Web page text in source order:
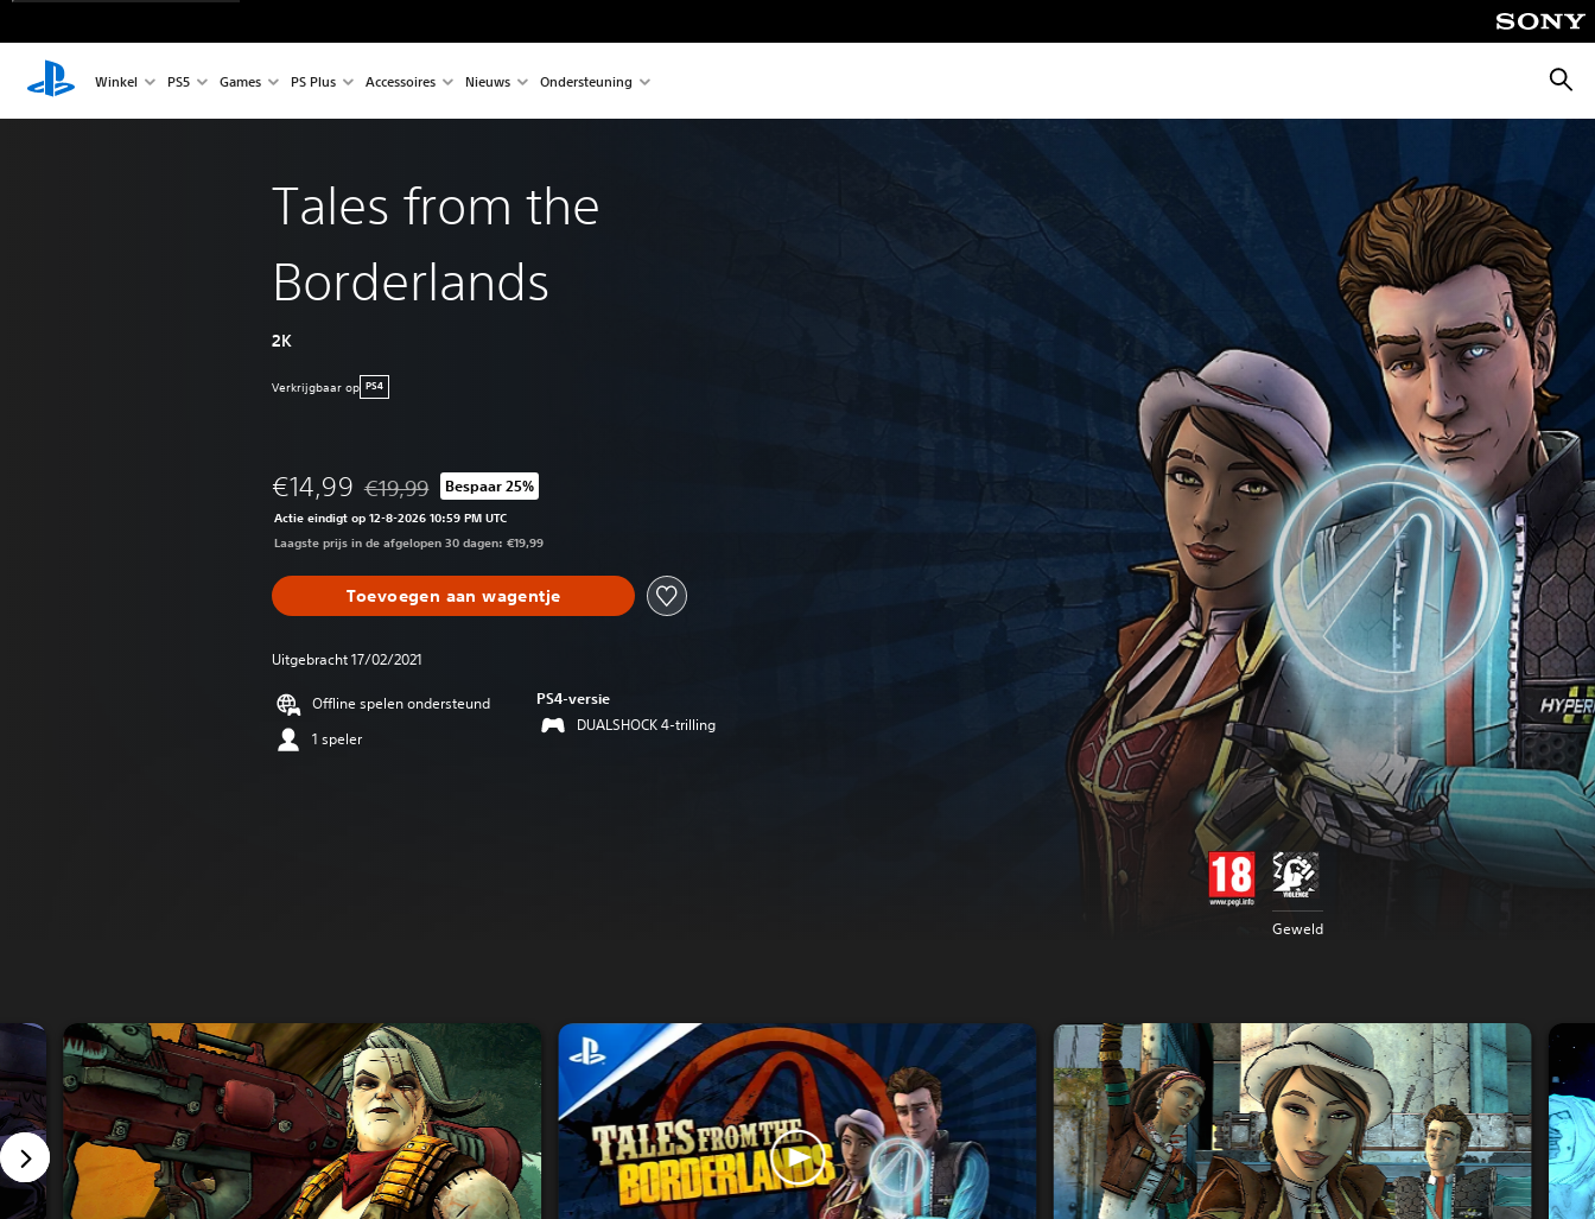
Winkel PS5 Games PS Plus Accessoires Nieuws Ondersteuning
Tales from the
Borderlands
2K
Verkrijgbaar op PS4
€14,99 Korting ten opzichte van de oorspronkelijke prijs van €19,99
€19,99 Bespaar 25%
Actie eindigt op 12-8-2026 10:59 PM UTC
Laagste prijs in de afgelopen 30 dagen: €19,99
Toevoegen aan wagentje
Uitgebracht 17/02/2021
Offline spelen ondersteund
1 speler
PS4-versie
DUALSHOCK 4-trilling
Geweld